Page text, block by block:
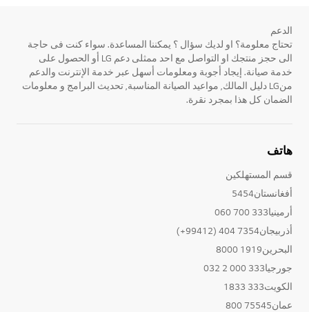
الدعم
تحتاج معلومة؟ او لديك سؤال ؟ يمكننا المساعدة. سواء كنت فى حاجة
الى حجز منتجك او التواصل مع احد ممثلى دعم LG أو الحصول على
خدمة صيانة. إيجاد أجوبة ومعلومات أسهل عبر خدمة الإنترنت والدعم
منLG دليل المالك, مواعيد الصيانة المناسبة, تحديث البرامج و معلومات
الضمان كل هذا بمجرد نقرة.
هاتف
قسم المستهلكين
أفغانستان5454
أرمينيا333 700 060
أذربيجان7354 404 (99412+)
البحرين1919 8000
جورجيا333 000 2 032
الكويت333 1833
عمان75545 800